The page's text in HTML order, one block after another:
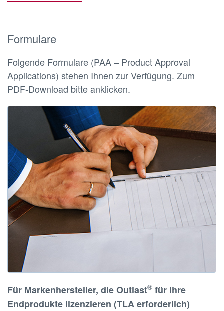
Formulare
Folgende Formulare (PAA – Product Approval
Applications) stehen Ihnen zur Verfügung. Zum
PDF-Download bitte anklicken.
Für Markenhersteller, die Outlast® für Ihre
Endprodukte lizenzieren (TLA erforderlich)